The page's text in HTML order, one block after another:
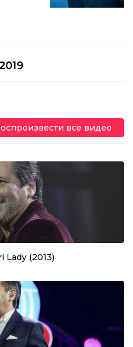
все видео
Lady (2013)